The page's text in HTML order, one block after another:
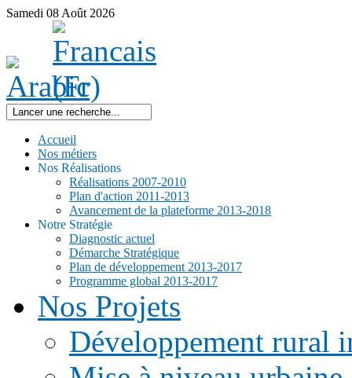
Samedi 08 Août 2026
Accueil
Nos métiers
Nos Réalisations
Réalisations 2007-2010
Plan d'action 2011-2013
Avancement de la plateforme 2013-2018
Notre Stratégie
Diagnostic actuel
Démarche Stratégique
Plan de développement 2013-2017
Programme global 2013-2017
Nos Projets
Développement rural